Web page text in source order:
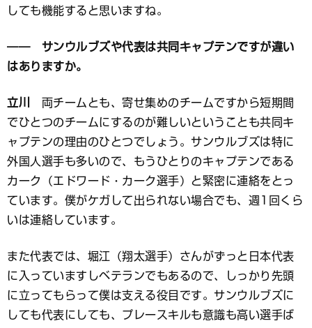
しても機能すると思いますね。
―― サンウルブズや代表は共同キャプテンですが違い
はありますか。
立川
両チームとも、寄せ集めのチームですから短期間
でひとつのチームにするのが難しいということも共同キ
ャプテンの理由のひとつでしょう。サンウルブズは特に
外国人選手も多いので、もうひとりのキャプテンである
カーク（エドワード・カーク選手）と緊密に連絡をとっ
ています。僕がケガして出られない場合でも、週1回くら
いは連絡しています。
また代表では、堀江（翔太選手）さんがずっと日本代表
に入っていますしベテランでもあるので、しっかり先頭
に立ってもらって僕は支える役目です。サンウルブズに
しても代表にしても、プレースキルも意識も高い選手ば